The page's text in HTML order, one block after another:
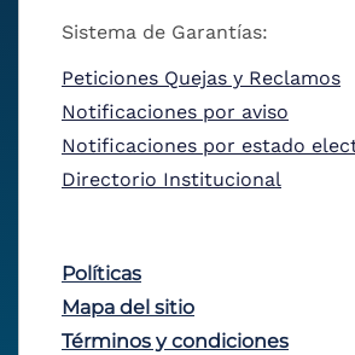
Sistema de Garantías:
Peticiones Quejas y Reclamos
Notificaciones por aviso
Notificaciones por estado
Directorio Institucional
Políticas
Mapa del sitio
Términos y condiciones